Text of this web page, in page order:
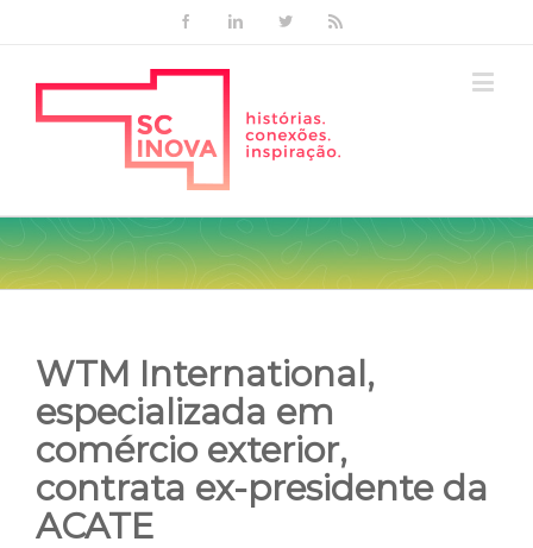
FacebookLinkedinTwitter
WTM International,
especializada em
comércio exterior,
contrata ex-presidente da
ACATE